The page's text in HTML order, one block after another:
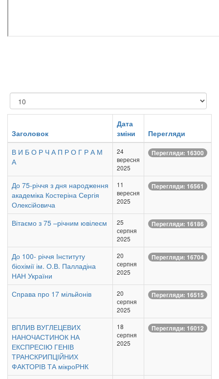
Показувати
Заголовок
Дата
зміни
Перегляди
В И Б О Р Ч А П Р О Г Р А М
А
24
вересня
2025
Перегляди: 16300
До 75-річчя з дня народження
академіка Костеріна Сергія
Олексійовича
11
вересня
2025
Перегляди: 16561
Вітаємо з 75 –річним ювілеєм
25
серпня
2025
Перегляди: 16186
До 100- річчя Інституту
біохімії ім. О.В. Палладіна
НАН України
20
серпня
2025
Перегляди: 16704
Справа про 17 мільйонів
20
серпня
2025
Перегляди: 16515
ВПЛИВ ВУГЛЕЦЕВИХ
НАНОЧАСТИНОК НА
ЕКСПРЕСІЮ ГЕНІВ
ТРАНСКРИПЦІЙНИХ
ФАКТОРІВ ТА мікроРНК
18
серпня
2025
Перегляди: 16012